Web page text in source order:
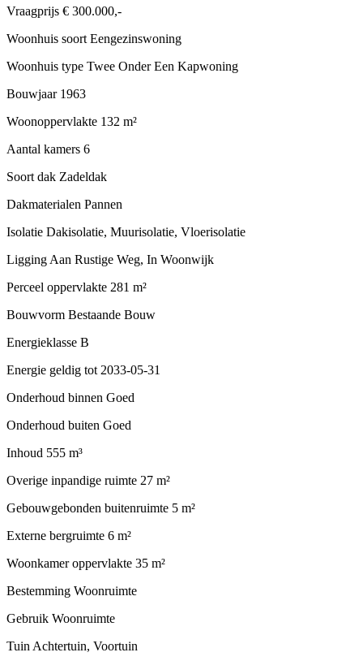
Vraagprijs € 300.000,-
Woonhuis soort Eengezinswoning
Woonhuis type Twee Onder Een Kapwoning
Bouwjaar 1963
Woonoppervlakte 132 m²
Aantal kamers 6
Soort dak Zadeldak
Dakmaterialen Pannen
Isolatie Dakisolatie, Muurisolatie, Vloerisolatie
Ligging Aan Rustige Weg, In Woonwijk
Perceel oppervlakte 281 m²
Bouwvorm Bestaande Bouw
Energieklasse B
Energie geldig tot 2033-05-31
Onderhoud binnen Goed
Onderhoud buiten Goed
Inhoud 555 m³
Overige inpandige ruimte 27 m²
Gebouwgebonden buitenruimte 5 m²
Externe bergruimte 6 m²
Woonkamer oppervlakte 35 m²
Bestemming Woonruimte
Gebruik Woonruimte
Tuin Achtertuin, Voortuin